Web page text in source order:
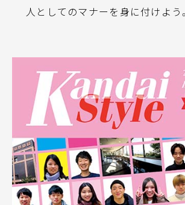
人としてのマナーを身に付けよう